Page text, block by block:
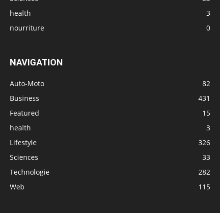
health
3
nourriture
0
NAVIGATION
Auto-Moto
82
Business
431
Featured
15
health
3
Lifestyle
326
Sciences
33
Technologie
282
Web
115